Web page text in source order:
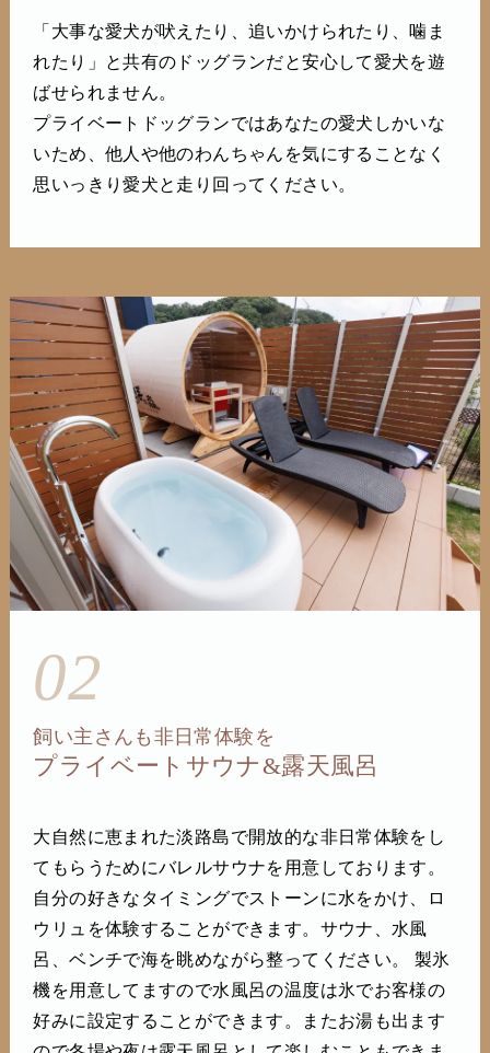
「大事な愛犬が吠えたり、追いかけられたり、噛ま
れたり」と共有のドッグランだと安心して愛犬を遊
ばせられません。
プライベートドッグランではあなたの愛犬しかいな
いため、他人や他のわんちゃんを気にすることなく
思いっきり愛犬と走り回ってください。
02
飼い主さんも非日常体験を
プライベートサウナ&露天風呂
大自然に恵まれた淡路島で開放的な非日常体験をし
てもらうためにバレルサウナを用意しております。
自分の好きなタイミングでストーンに水をかけ、ロ
ウリュを体験することができます。サウナ、水風
呂、ベンチで海を眺めながら整ってください。 製氷
機を用意してますので水風呂の温度は氷でお客様の
好みに設定することができます。またお湯も出ます